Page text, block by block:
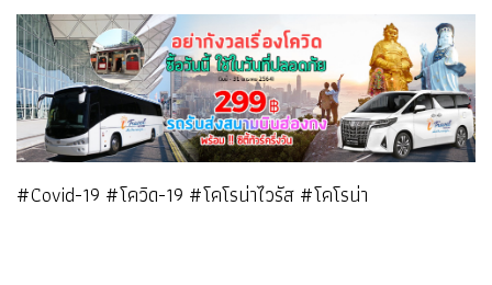
#Covid-19 #โควิด-19 #โคโรน่าไวรัส #โคโรน่า